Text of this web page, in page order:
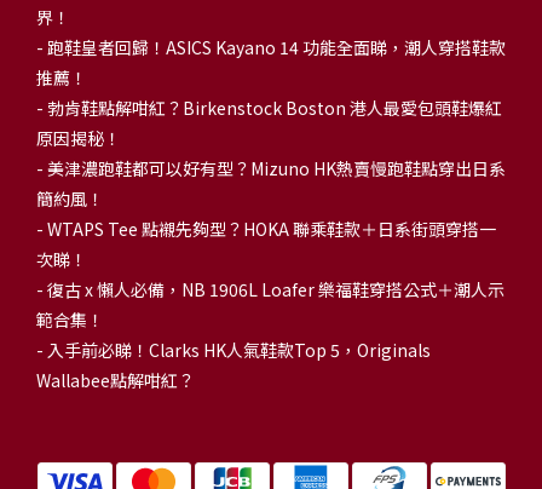
界！
- 跑鞋皇者回歸！ASICS Kayano 14 功能全面睇，潮人穿搭鞋款
推薦！
- 勃肯鞋點解咁紅？Birkenstock Boston 港人最愛包頭鞋爆紅
原因揭秘！
- 美津濃跑鞋都可以好有型？Mizuno HK熱賣慢跑鞋點穿出日系
簡約風！
- WTAPS Tee 點襯先夠型？HOKA 聯乘鞋款＋日系街頭穿搭一
次睇！
- 復古 x 懶人必備，NB 1906L Loafer 樂福鞋穿搭公式＋潮人示
範合集！
- 入手前必睇！Clarks HK人氣鞋款Top 5，Originals
Wallabee點解咁紅？